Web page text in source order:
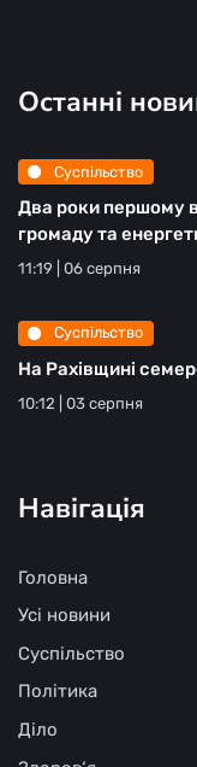
Останні
Суспільство
Два роки першому
громаду та
11:19 | 06 серпня
Суспільство
На Рахівщині
10:12 | 03 серпня
Навігація
Головна
Усі новини
Суспільство
Політика
Діло